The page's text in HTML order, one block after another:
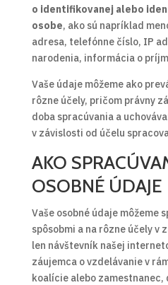
o identifikovanej alebo
osobe, ako sú napríklad
adresa, telefónne číslo, IP
narodenia, informácia o
Vaše údaje môžeme ako
rôzne účely, pričom právny
doba spracúvania a
v závislosti od účelu
AKO
OSOBNÉ ÚDAJE
Vaše osobné údaje môžeme
spôsobmi a na rôzne účely v
len návštevník našej
záujemca o vzdelávanie v
koalície alebo